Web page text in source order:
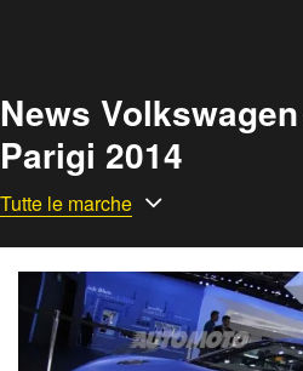
News
Parigi 2014
Tutte le marche